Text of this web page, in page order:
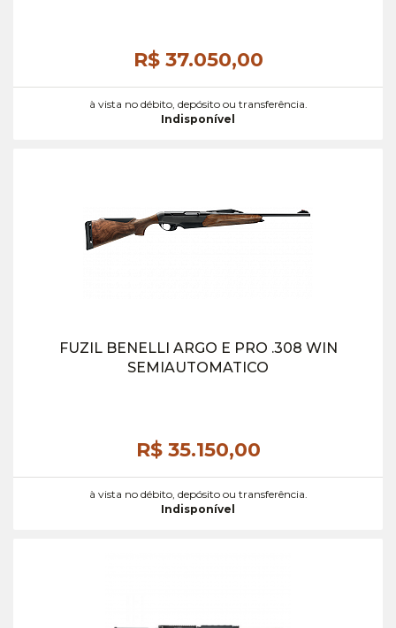
R$ 37.050,00
à vista no débito, depósito ou transferência.
Indisponível
FUZIL BENELLI ARGO E PRO .308 WIN
SEMIAUTOMATICO
R$ 35.150,00
à vista no débito, depósito ou transferência.
Indisponível